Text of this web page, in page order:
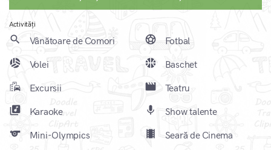
Activități
search Vânătoare de Comori sports_soccer Fotbal
sports_volleyball Volei sports_basketball Baschet
emoji_transportation Excursii movie_creation Teatru
library_music Karaoke mic Show talente
sports Mini-Olympics local_movies Seară de Cinema